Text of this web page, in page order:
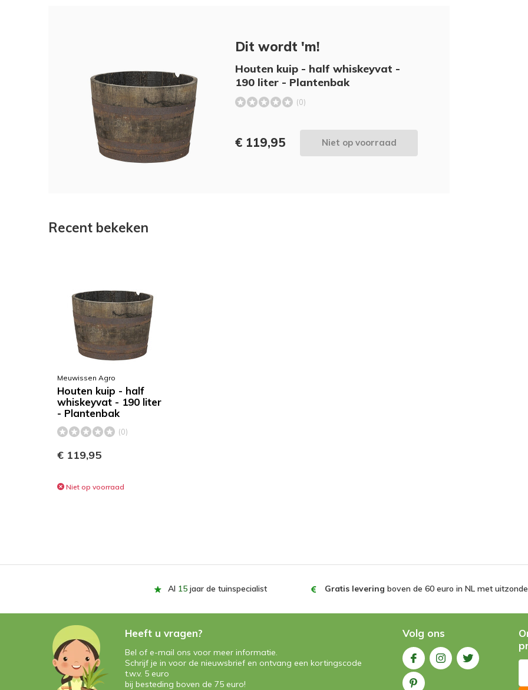
Dit wordt 'm!
Houten kuip - half whiskeyvat -
190 liter - Plantenbak
(0)
€ 119,95 Niet op voorraad
Recent bekeken
Meuwissen Agro
Houten kuip - half
whiskeyvat - 190 liter
- Plantenbak
(0)
€ 119,95
Niet op voorraad
Al 15 jaar de tuinspecialist Gratis levering boven de 60 euro in NL met
Heeft u vragen?
Bel of e-mail ons voor meer informatie.
Schrijf je in voor de nieuwsbrief en ontvang een kortingscode
t.w.v. 5 euro
bij besteding boven de 75 euro!
Volg ons